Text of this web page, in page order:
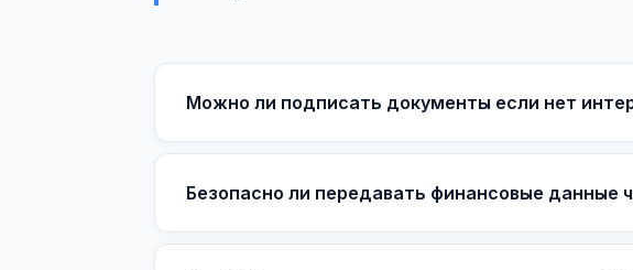
Можно ли подписать документы если нет
Безопасно ли передавать финансовые данные